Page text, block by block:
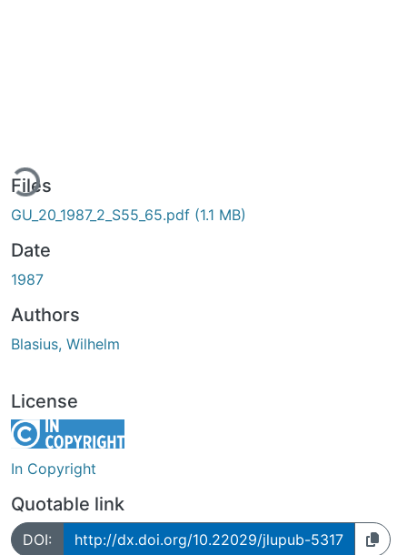
Files
GU_20_1987_2_S55_65.pdf (1.1 MB)
Date
1987
Authors
Blasius, Wilhelm
License
In Copyright
Quotable link
DOI: http://dx.doi.org/10.22029/jlupub-5317